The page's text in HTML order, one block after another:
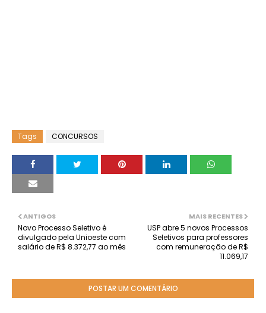
Tags CONCURSOS
MAIS RECENTES
USP abre 5 novos Processos
Seletivos para professores
com remuneração de R$
11.069,17
ANTIGOS
Novo Processo Seletivo é
divulgado pela Unioeste com
salário de R$ 8.372,77 ao mês
POSTAR UM COMENTÁRIO